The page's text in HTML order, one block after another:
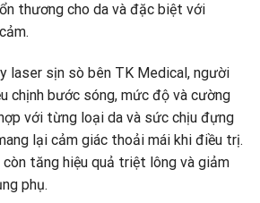
thương cho da và đặc biệt với
laser sịn sò bên TK Medical, người
chịnh bước sóng, mức độ và cường
với từng loại da và sức chịu đựng
lại cảm giác thoải mái khi điều trị.
còn tăng hiệu quả triệt lông và giảm
phụ.